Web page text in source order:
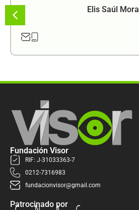
Elis Saúl Mora
Fundación Visor
RIF: J-31033363-7
0212-7316983
fundacionvisor@gmail.com
Patrocinado por